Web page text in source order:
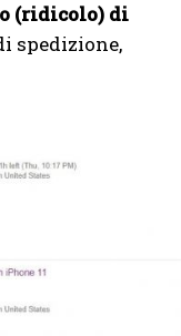
(ridicolo) di
spedizione,